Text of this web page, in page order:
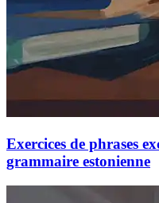
Exercices de phrases
grammaire estonienne